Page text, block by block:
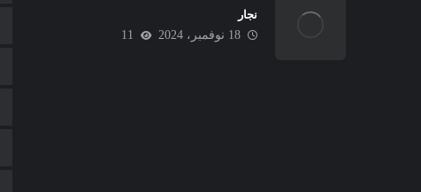
نجار
18 نوفمبر، 2024
11